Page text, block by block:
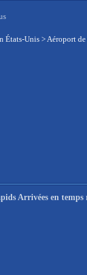
États-Unis>Aéroport de
Arrivées en temps